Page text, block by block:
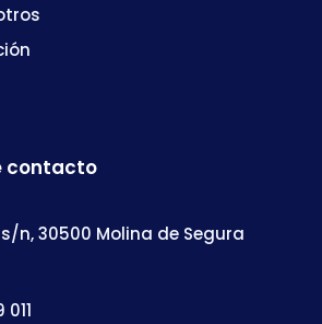
contacto
n, 30500 Molina de Segura